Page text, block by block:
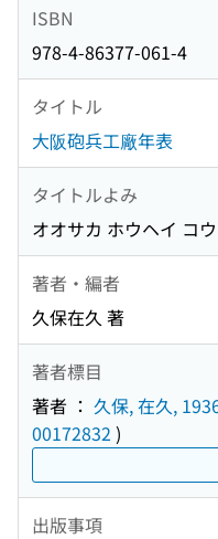
ISBN
978-4-86377-061-4
タイトル
大阪砲兵工廠年表
タイトルよみ
オオサカ ホウヘイ コ
著者・編者
久保在久 著
著者標目
著者 ： 久保, 在久,
00172832 )
出版事項